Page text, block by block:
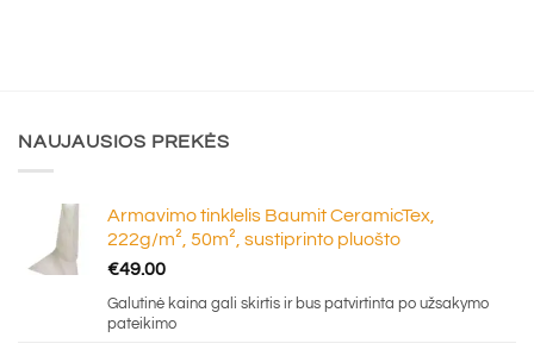
NAUJAUSIOS PREKĖS
Armavimo tinklelis Baumit CeramicTex,
222g/m², 50m², sustiprinto pluošto
€49.00
Galutinė kaina gali skirtis ir bus patvirtinta po užsakymo
pateikimo